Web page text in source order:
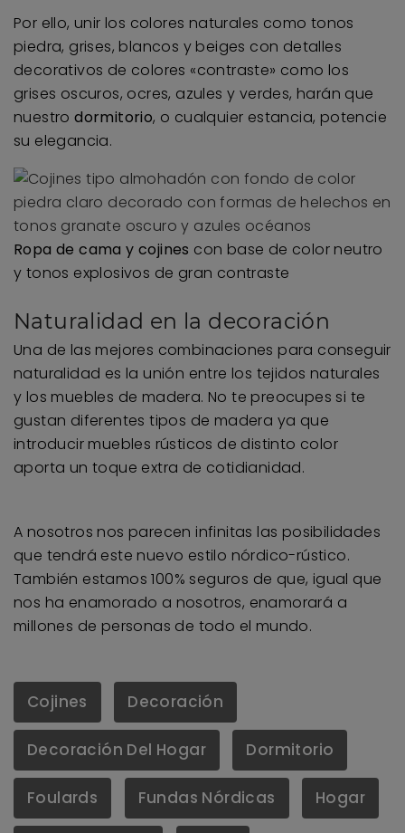
Por ello, unir los colores naturales como tonos
piedra, grises, blancos y beiges con detalles
decorativos de colores «contraste» como los
grises oscuros, ocres, azules y verdes, harán que
nuestrodormitorio, o cualquier estancia, potencie
su elegancia.
Ropa de cama y cojines con base de color neutro
y tonos explosivos de gran contraste
Naturalidad en la decoración
Una de las mejores combinaciones para conseguir
naturalidad es la unión entre los tejidos naturales
y los muebles de madera. No te preocupes si te
gustan diferentes tipos de madera ya que
introducir muebles rústicos de distinto color
aporta un toque extra de cotidianidad.
A nosotros nos parecen infinitas las posibilidades
que tendrá este nuevo estilo nórdico-rústico.
También estamos 100% seguros de que, igual que
nos ha enamorado a nosotros, enamorará a
millones de personas de todo el mundo.
Cojines Decoración
Decoración Del Hogar Dormitorio
Foulards Fundas Nórdicas Hogar